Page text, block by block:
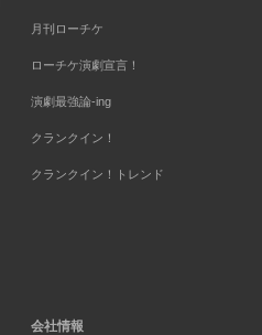
月刊ローチケ
ローチケ演劇宣言！
演劇最強論-ing
クランクイン！
クランクイン！トレンド
会社情報